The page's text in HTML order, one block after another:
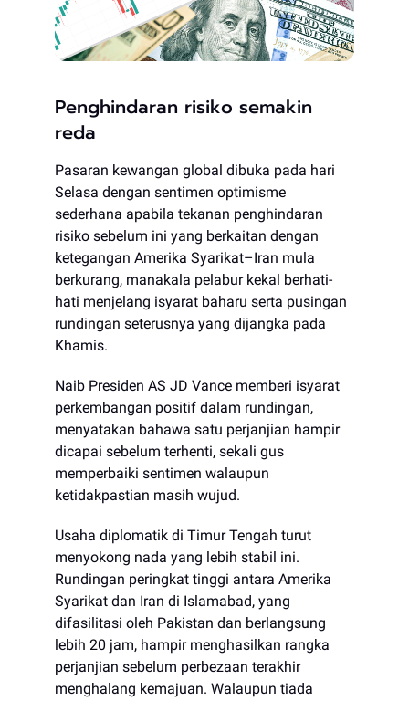
Penghindaran risiko semakin
reda
Pasaran kewangan global dibuka pada hari
Selasa dengan sentimen optimisme
sederhana apabila tekanan penghindaran
risiko sebelum ini yang berkaitan dengan
ketegangan Amerika Syarikat–Iran mula
berkurang, manakala pelabur kekal berhati-
hati menjelang isyarat baharu serta pusingan
rundingan seterusnya yang dijangka pada
Khamis.
Naib Presiden AS JD Vance memberi isyarat
perkembangan positif dalam rundingan,
menyatakan bahawa satu perjanjian hampir
dicapai sebelum terhenti, sekali gus
memperbaiki sentimen walaupun
ketidakpastian masih wujud.
Usaha diplomatik di Timur Tengah turut
menyokong nada yang lebih stabil ini.
Rundingan peringkat tinggi antara Amerika
Syarikat dan Iran di Islamabad, yang
difasilitasi oleh Pakistan dan berlangsung
lebih 20 jam, hampir menghasilkan rangka
perjanjian sebelum perbezaan terakhir
menghalang kemajuan. Walaupun tiada